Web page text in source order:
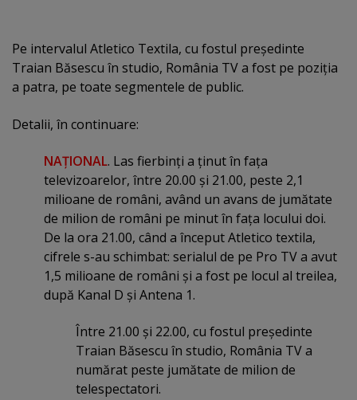
Pe intervalul Atletico Textila, cu fostul preşedinte
Traian Băsescu în studio, România TV a fost pe poziţia
a patra, pe toate segmentele de public.
Detalii, în continuare:
NAŢIONAL. Las fierbinţi a ţinut în faţa
televizoarelor, între 20.00 şi 21.00, peste 2,1
milioane de români, având un avans de jumătate
de milion de români pe minut în faţa locului doi.
De la ora 21.00, când a început Atletico textila,
cifrele s-au schimbat: serialul de pe Pro TV a avut
1,5 milioane de români şi a fost pe locul al treilea,
după Kanal D şi Antena 1.
Între 21.00 şi 22.00, cu fostul preşedinte
Traian Băsescu în studio, România TV a
numărat peste jumătate de milion de
telespectatori.